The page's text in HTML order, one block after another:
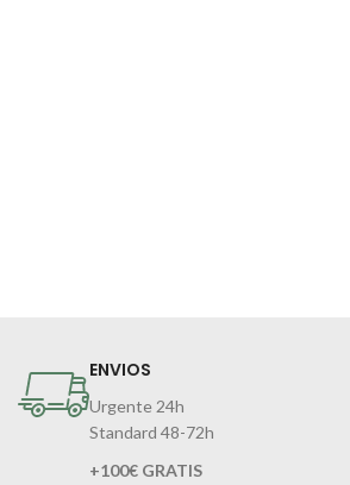
ENVIOS
Urgente 24h
Standard 48-72h
+100€ GRATIS